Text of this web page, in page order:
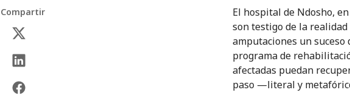
Compartir
El hospital de Ndosho,
son testigo de la
amputaciones un
programa de
afectadas puedan
paso —literal y